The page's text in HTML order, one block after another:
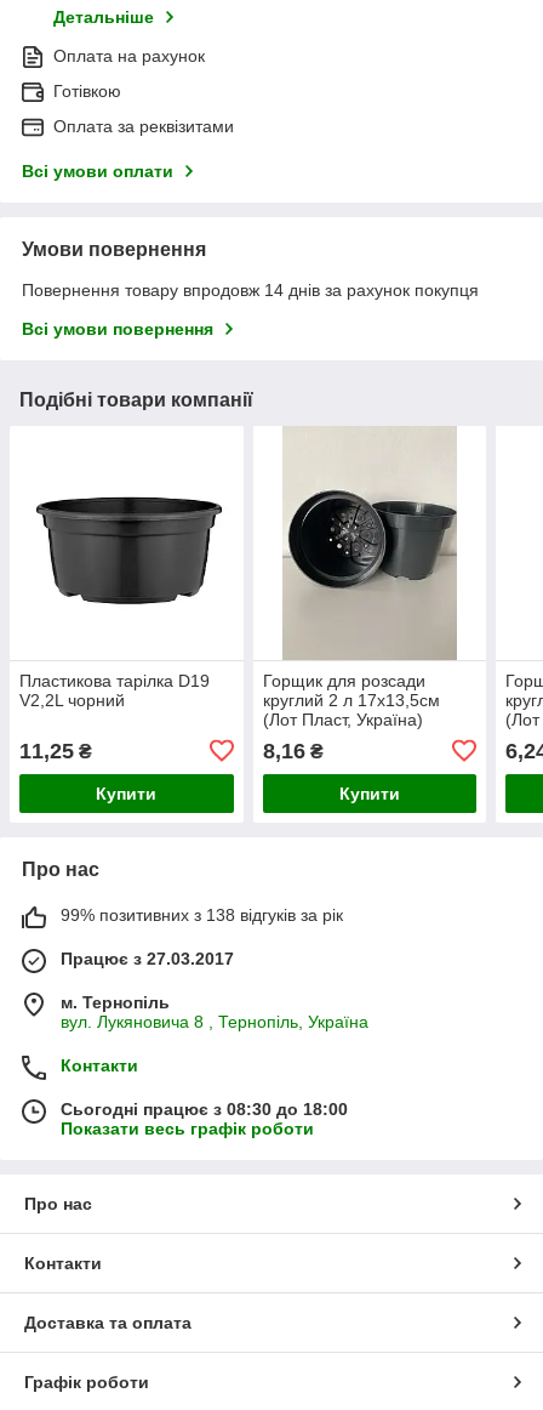
Детальніше
Оплата на рахунок
Готівкою
Оплата за реквізитами
Всі умови оплати
Умови повернення
Повернення товару впродовж 14 днів за рахунок покупця
Всі умови повернення
Подібні товари компанії
Пластикова тарілка D19
V2,2L чорний
11,25 ₴
Купити
Горщик для розсади
круглий 2 л 17х13,5см
(Лот Пласт, Україна)
8,16₴
Купити
(Лот
Про нас
99% позитивних з 138 відгуків за рік
Працює з 27.03.2017
м. Тернопіль
вул. Лукяновича 8 , Тернопіль, Україна
Контакти
Сьогодні працює з 08:30 до 18:00
Показати весь графік роботи
Про нас
Контакти
Доставка та оплата
Графік роботи